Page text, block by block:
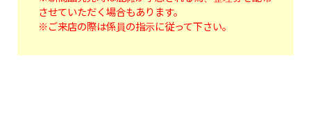
させていただく場合もあります。
※ご来店の際は係員の指示に従って下さい。